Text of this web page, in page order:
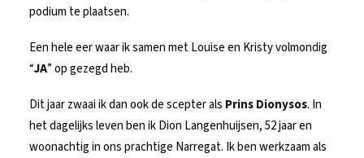
podium te plaatsen.
Een hele eer waar ik samen met Louise en Kristy volmondig
“JA” op gezegd heb.
Dit jaar zwaai ik dan ook de scepter als Prins Dionysos. In
het dagelijks leven ben ik Dion Langenhuijsen, 52 jaar en
woonachtig in ons prachtige Narregat. Ik ben werkzaam als